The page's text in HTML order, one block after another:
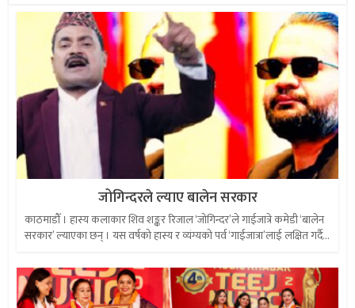
जोगिन्दरले ल्याए बालेन सरकार
काठमाडौँ । हास्य कलाकार शिव शङ्कर रिजाल ‘जोगिन्दर’ले गाईजात्रे कमेडी ‘बालेन
सरकार’ ल्याएका छन् । यस वर्षको हास्य र व्यंग्यको पर्व ‘गाईजात्रा’लाई लक्षित गर्दै...